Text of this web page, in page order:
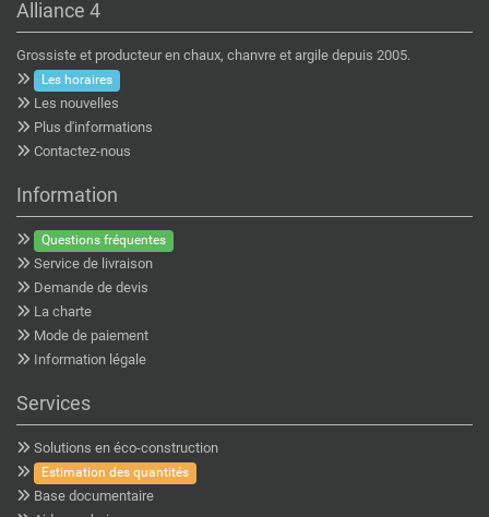
Alliance 4
Grossiste et producteur en chaux, chanvre et argile depuis 2005.
Les horaires
Les nouvelles
Plus d'informations
Contactez-nous
Information
Questions fréquentes
Service de livraison
Demande de devis
La charte
Mode de paiement
Information légale
Services
Solutions en éco-construction
Estimation des quantités
Base documentaire